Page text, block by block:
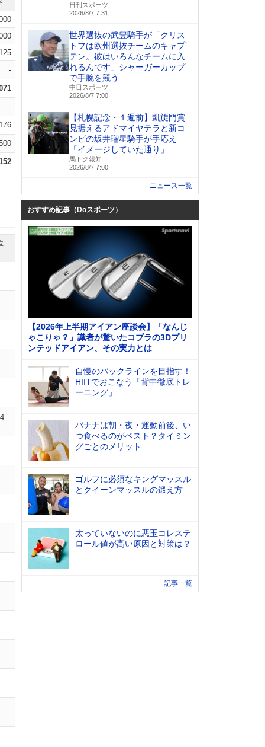
-
-
日刊スポーツ
2026/8/7 7:31
世界選抜の武豊騎手が「クリス
トフは欧州選抜チームのキャプ
テン。彼はいろんなチームに入
れるんです」シャーガーカップ
で手腕を競う
中日スポーツ
2026/8/7 7:00
【札幌記念・１週前】凱旋門賞
見据えるアドマイヤテラと新コ
ンビの坂井瑠星騎手が手応え
「イメージしていた通り」
馬トク報知
2026/8/7 7:00
ニュース一覧
おすすめ記事（Doスポーツ）
【2026年上半期アイアン座談会】「なんじ
ゃこりゃ？」識者が驚いたコブラの3Dプリ
ンテッドアイアン、その実力とは
自慢のバックラインを目指す！
HIITでおこなう「背中徹底トレ
ーニング」
バナナは朝・夜・運動前後、い
つ食べるのがベスト？タイミン
グごとのメリット
ゴルフに必須なキングマッスル
とクイーンマッスルの鍛え方
太っていないのに悪玉コレステ
ロール値が高い原因と対策は？
記事一覧